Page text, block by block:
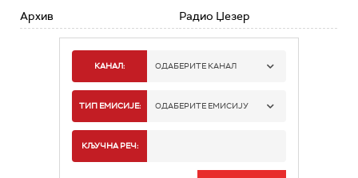
Архив Радио Џезер
КАНАЛ: ОДАБЕРИТЕ КАНАЛ
РАДИО БЕОГРАД 1
РАДИО БЕОГРАД 3
ТИП ЕМИСИЈЕ: ОДАБЕРИТЕ ЕМИСИЈУ
КЉУЧНА РЕЧ: